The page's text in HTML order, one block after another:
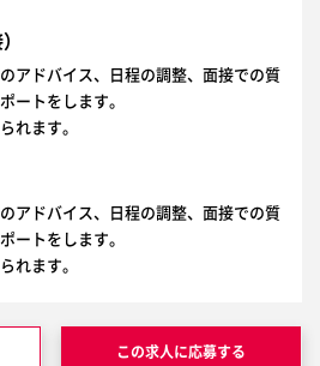
アドバイス、日程の調整、面接での質
ートをします。
れます。
アドバイス、日程の調整、面接での質
ートをします。
れます。
この求人に応募する